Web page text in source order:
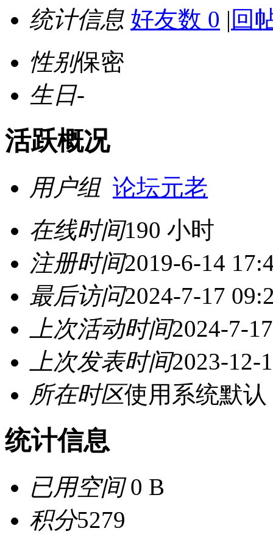
统计信息 好友数 0 | 回
性别保密
生日-
活跃概况
用户组 论坛元老
在线时间190 小时
注册时间2019-6-14
最后访问2024-7-17
上次活动时间2024-7-
上次发表时间2023-12-
所在时区使用系统默认
统计信息
已用空间0 B
积分5279